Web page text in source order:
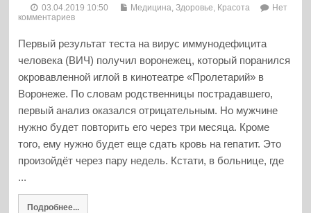
03.04.2019 10:50 Медицина, Здоровье, Красота
Нет
комментариев
Первый результат теста на вирус иммунодефицита
человека (ВИЧ) получил воронежец, который поранился
окровавленной иглой в кинотеатре «Пролетарий» в
Воронеже. По словам родственницы пострадавшего,
первый анализ оказался отрицательным. Но мужчине
нужно будет повторить его через три месяца. Кроме
того, ему нужно будет еще сдать кровь на гепатит. Это
произойдёт через пару недель. Кстати, в больнице, где
...
Подробнее...